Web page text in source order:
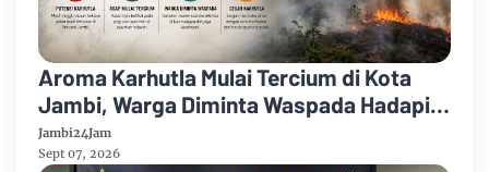
Aroma Karhutla Mulai Tercium di Kota
Jambi, Warga Diminta Waspada Hadapi
Puncak Kemarau
Jambi24Jam
Sept 07, 2026